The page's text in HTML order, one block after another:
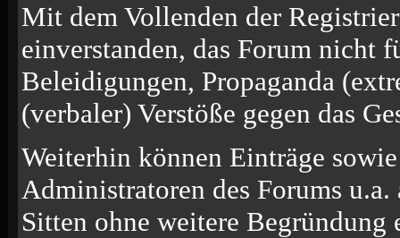
Mit dem Vollenden der
einverstanden, das Forum nicht
Beleidigungen, Propaganda
(verbaler) Verstöße gegen das
Weiterhin können Einträge
Administratoren des Forums u.a.
Sitten ohne weitere